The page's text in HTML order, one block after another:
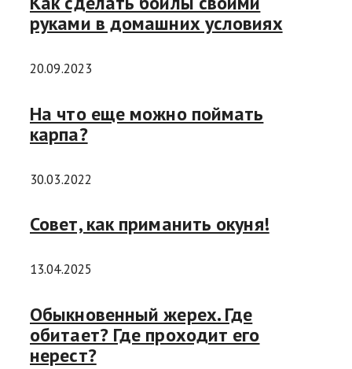
руками в домашних условиях
20.09.2023
На что еще можно поймать
карпа?
30.03.2022
Совет, как приманить окуня!
13.04.2025
Обыкновенный жерех. Где
обитает? Где проходит его
нерест?